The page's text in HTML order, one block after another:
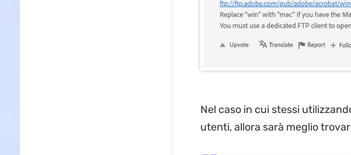
Nel caso in cui stessi
utenti, allora sarà meglio